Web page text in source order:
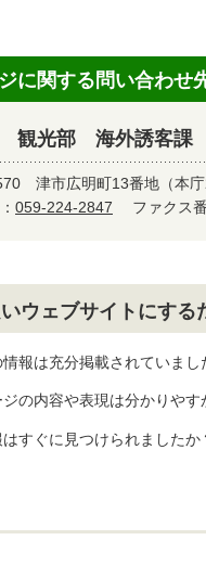
に関する問い合わせ
観光部 海外誘客課
津市広明町13番地（本庁
059-224-2847 ファクス
ウェブサイトにす
報は充分掲載されていまし
の内容や表現は分かりやす
はすぐに見つけられましたか